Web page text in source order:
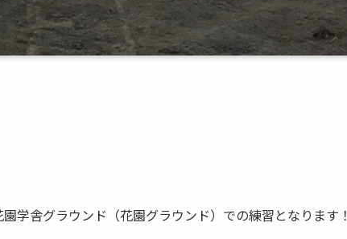
学舎グラウンド（花園グラウンド）での練習となります！